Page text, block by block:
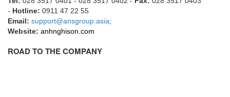
FORNEY
Fortex
Fossil Power Systems
- Hotline: 0911 47 22 55
Email: support@ansgroup.asia;
Website: anhnghison.com
ROAD TO THE COMPANY